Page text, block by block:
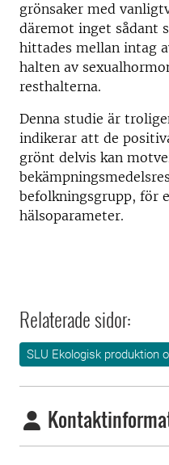
grönsaker med
däremot inget sådant
hittades mellan intag
halten av
resthalterna.
Denna studie är
indikerar att de
grönt delvis kan
befolkningsgrupp, för
hälsoparameter.
Relaterade sidor:
SLU Ekologisk produktion